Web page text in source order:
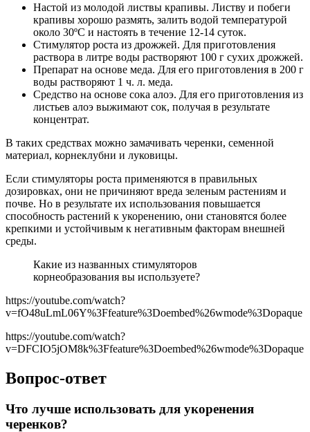
Настой из молодой листвы крапивы. Листву и побеги
крапивы хорошо размять, залить водой температурой
около 30ºС и настоять в течение 12-14 суток.
Стимулятор роста из дрожжей. Для приготовления
раствора в литре воды растворяют 100 г сухих дрожжей.
Препарат на основе меда. Для его приготовления в 200 г
воды растворяют 1 ч. л. меда.
Средство на основе сока алоэ. Для его приготовления из
листьев алоэ выжимают сок, получая в результате
концентрат.
В таких средствах можно замачивать черенки, семенной
материал, корнеклубни и луковицы.
Если стимуляторы роста применяются в правильных
дозировках, они не причиняют вреда зеленым растениям и
почве. Но в результате их использования повышается
способность растений к укоренению, они становятся более
крепкими и устойчивым к негативным факторам внешней
среды.
Какие из названных стимуляторов
корнеобразования вы используете?
https://youtube.com/watch?
v=fO48uLmL06Y%3Ffeature%3Doembed%26wmode%3Dopaque
https://youtube.com/watch?
v=DFCIO5jOM8k%3Ffeature%3Doembed%26wmode%3Dopaque
Вопрос-ответ
Что лучше использовать для укоренения
черенков?